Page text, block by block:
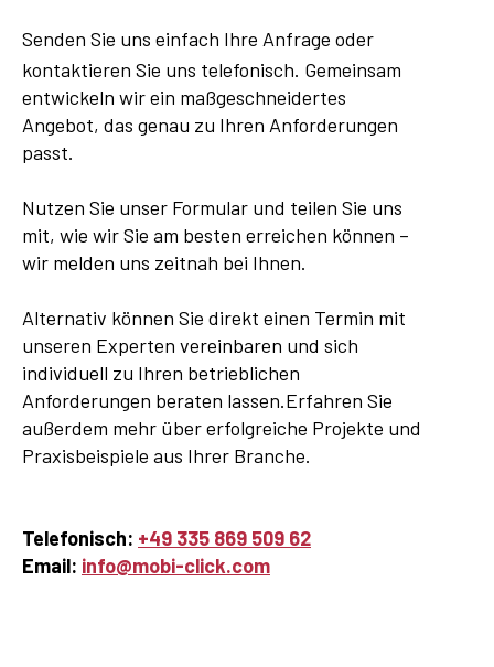
Senden Sie uns einfach Ihre Anfrage oder
kontaktieren Sie uns telefonisch. Gemeinsam
entwickeln wir ein maßgeschneidertes
Angebot, das genau zu Ihren Anforderungen
passt.
Nutzen Sie unser Formular und teilen Sie uns
mit, wie wir Sie am besten erreichen können –
wir melden uns zeitnah bei Ihnen.
Alternativ können Sie direkt einen Termin mit
unseren Experten vereinbaren und sich
individuell zu Ihren betrieblichen
Anforderungen beraten lassen.Erfahren Sie
außerdem mehr über erfolgreiche Projekte und
Praxisbeispiele aus Ihrer Branche.
Telefonisch: +49 335 869 509 62
Email: info@mobi-click.com